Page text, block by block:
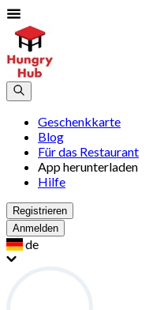
Geschenkkarte
Blog
Für das Restaurant
App herunterladen
Hilfe
Registrieren
Anmelden
de